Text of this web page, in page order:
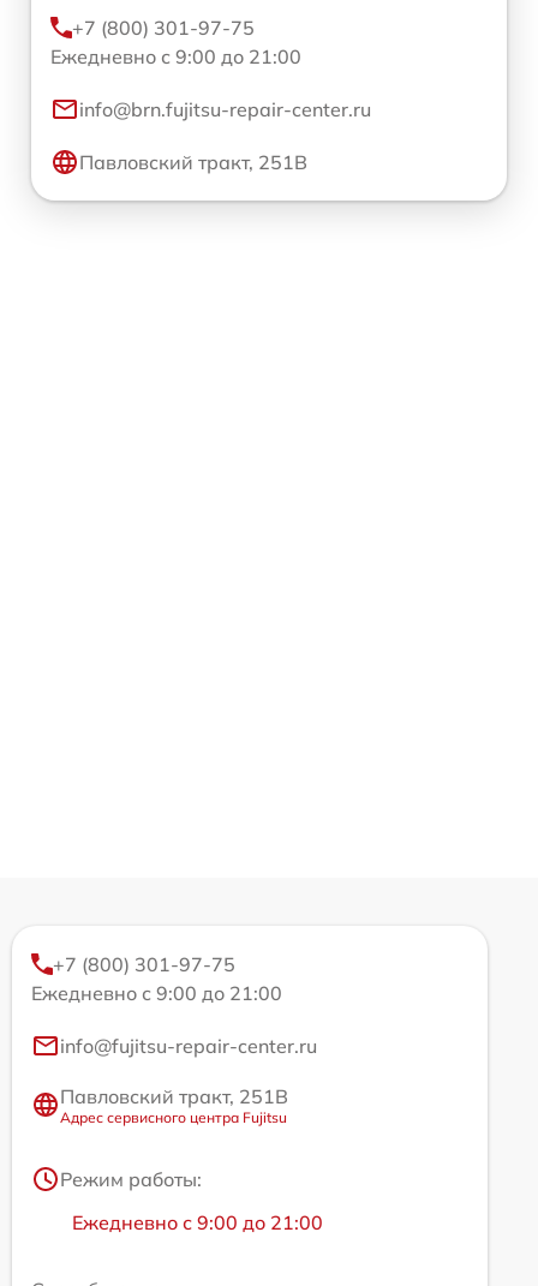
+7 (800) 301-97-75
Ежедневно с 9:00 до 21:00
info@brn.fujitsu-repair-center.ru
Павловский тракт, 251В
+7 (800) 301-97-75
Ежедневно с 9:00 до 21:00
info@fujitsu-repair-center.ru
Павловский тракт, 251В
Адрес сервисного центра Fujitsu
Режим работы:
Ежедневно с 9:00 до 21:00